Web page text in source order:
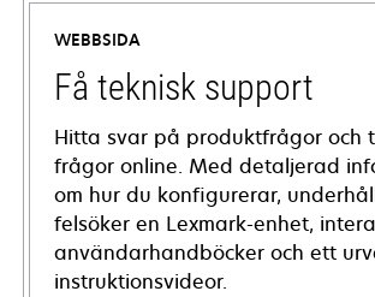
WEBBSIDA
Få teknisk support
Hitta svar på produktfrågor och
frågor online. Med detaljerad
om hur du konfigurerar,
felsöker en Lexmark-enhet,
användarhandböcker och ett
instruktionsvideor.